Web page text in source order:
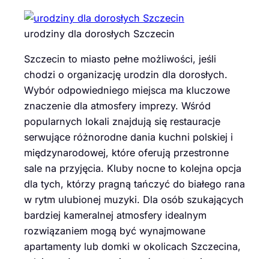
urodziny dla dorosłych Szczecin
Szczecin to miasto pełne możliwości, jeśli
chodzi o organizację urodzin dla dorosłych.
Wybór odpowiedniego miejsca ma kluczowe
znaczenie dla atmosfery imprezy. Wśród
popularnych lokali znajdują się restauracje
serwujące różnorodne dania kuchni polskiej i
międzynarodowej, które oferują przestronne
sale na przyjęcia. Kluby nocne to kolejna opcja
dla tych, którzy pragną tańczyć do białego rana
w rytm ulubionej muzyki. Dla osób szukających
bardziej kameralnej atmosfery idealnym
rozwiązaniem mogą być wynajmowane
apartamenty lub domki w okolicach Szczecina,